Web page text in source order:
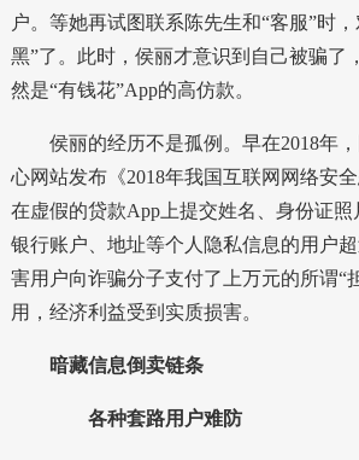
户。等她再试图联系陈先生和“客服”时
黑”了。此时，侯丽才意识到自己被骗了
然是“有钱花”App的高仿款。
侯丽的经历不是孤例。早在2018年，
心网站发布《2018年我国互联网网络安
在虚假的贷款App上提交姓名、身份证照
银行账户、地址等个人隐私信息的用户
害用户向诈骗分子支付了上万元的所谓“
用，经济利益受到实质损害。
暗藏信息倒卖链条
各种套路用户难防